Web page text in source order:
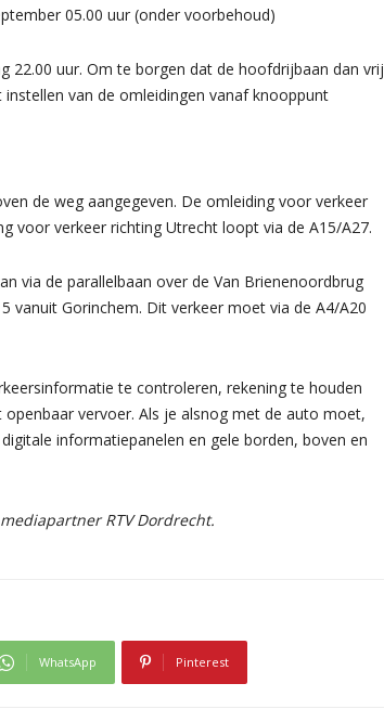
05.00 uur (onder voorbehoud)
22.00 uur. Om te borgen dat de hoofdrijbaan dan vrij
van de omleidingen vanaf knooppunt
de weg aangegeven. De omleiding voor verkeer
voor verkeer richting Utrecht loopt via de A15/A27.
via de parallelbaan over de Van Brienenoordbrug
vanuit Gorinchem. Dit verkeer moet via de A4/A20
te controleren, rekening te houden
vervoer. Als je alsnog met de auto moet,
informatiepanelen en gele borden, boven en
RTV Dordrecht.
WhatsApp Pinterest